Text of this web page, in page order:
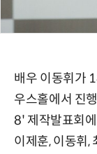
배우 이동휘가
우스홀에서 진
8' 제작발표회
이제훈, 이동휘,